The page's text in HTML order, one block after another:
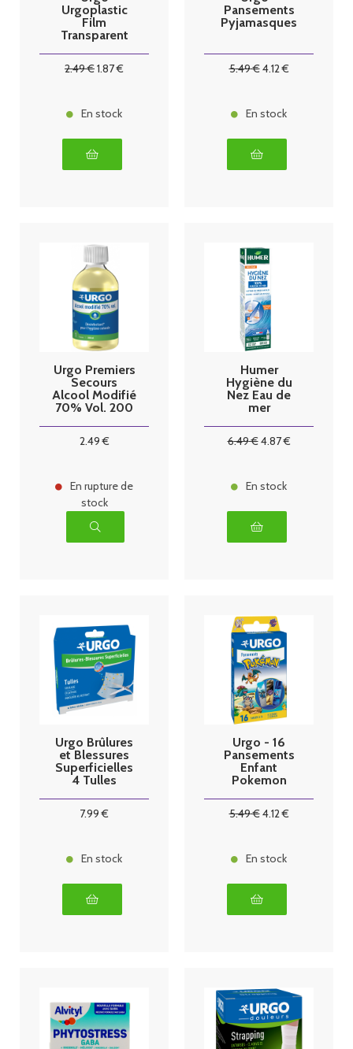
Urgoplastic
Film
Transparent
2.49€1.87€
En stock
Pansements
Pyjamasques
5.49€4.12€
En stock
Urgo Premiers
Secours
Alcool Modifié
70% Vol. 200
2.49€
En rupture de
stock
Humer
Hygiène du
Nez Eau de
mer
6.49€4.87€
En stock
Urgo Brûlures
et Blessures
Superficielles
4 Tulles
7.99 €
En stock
Urgo - 16
Pansements
Enfant
Pokemon
5.49€4.12€
En stock